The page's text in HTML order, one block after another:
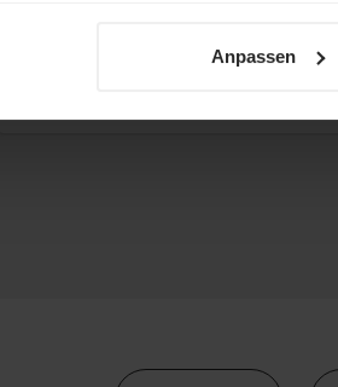
Anpassen
Lead PLM Data